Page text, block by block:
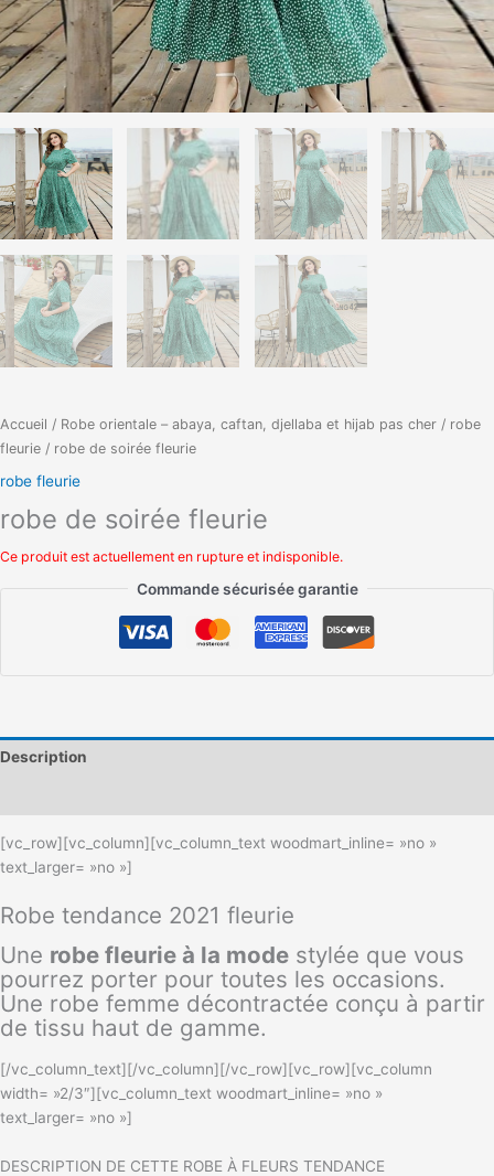
Accueil / Robe orientale – abaya, caftan, djellaba et hijab pas cher / robe
fleurie / robe de soirée fleurie
robe fleurie
robe de soirée fleurie
Ce produit est actuellement en rupture et indisponible.
Commande sécurisée garantie
Description
[vc_row][vc_column][vc_column_text woodmart_inline= »no »
text_larger= »no »]
Robe tendance 2021 fleurie
Une robe fleurie à la mode stylée que vous
pourrez porter pour toutes les occasions.
Une robe femme décontractée conçu à partir
de tissu haut de gamme.
[/vc_column_text][/vc_column][/vc_row][vc_row][vc_column
width= »2/3″][vc_column_text woodmart_inline= »no »
text_larger= »no »]
DESCRIPTION DE CETTE ROBE À FLEURS TENDANCE